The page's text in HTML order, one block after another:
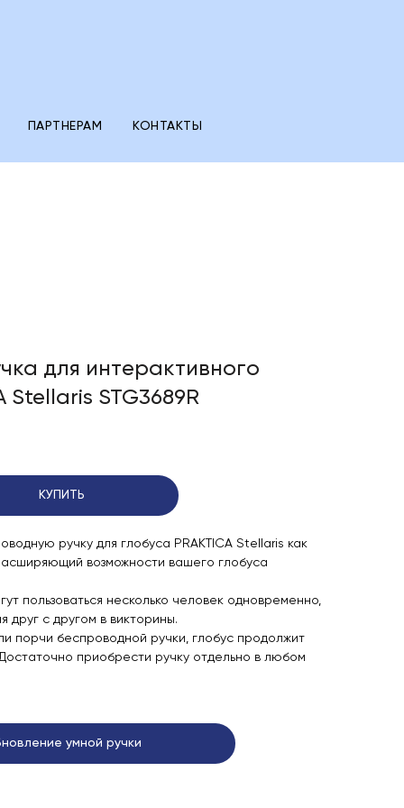
ПАРТНЕРАМ КОНТАКТЫ
для интерактивного
Stellaris STG3689R
КУПИТЬ
ручку для глобуса PRAKTICA Stellaris как
возможности вашего глобуса
пользоваться несколько человек одновременно,
друг с другом в викторины.
порчи беспроводной ручки, глобус продолжит
приобрести ручку отдельно в любом
умной ручки